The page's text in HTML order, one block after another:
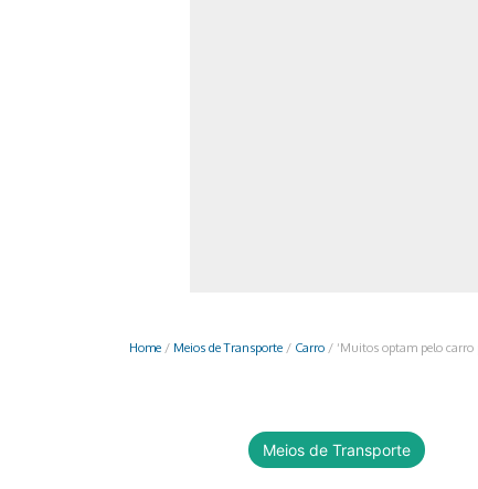
Home / Meios de Transporte / Carro / ‘Muitos optam pelo
Meios de Transporte